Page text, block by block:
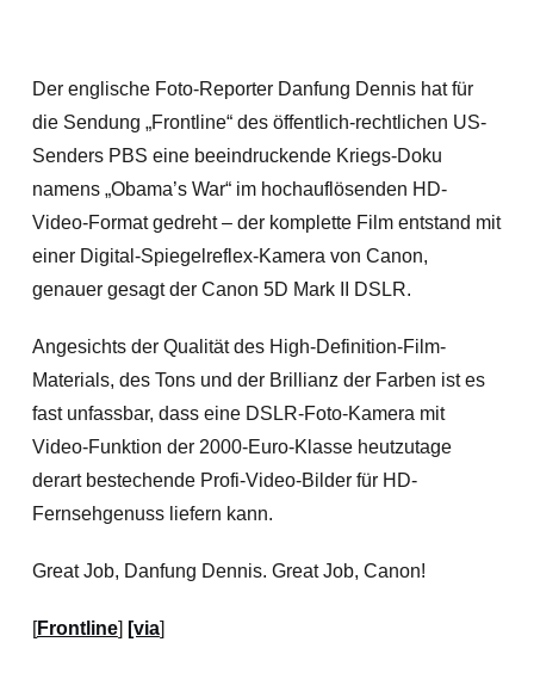
Der englische Foto-Reporter Danfung Dennis hat für
die Sendung „Frontline“ des öffentlich-rechtlichen US-
Senders PBS eine beeindruckende Kriegs-Doku
namens „Obama’s War“ im hochauflösenden HD-
Video-Format gedreht – der komplette Film entstand mit
einer Digital-Spiegelreflex-Kamera von Canon,
genauer gesagt der Canon 5D Mark II DSLR.
Angesichts der Qualität des High-Definition-Film-
Materials, des Tons und der Brillianz der Farben ist es
fast unfassbar, dass eine DSLR-Foto-Kamera mit
Video-Funktion der 2000-Euro-Klasse heutzutage
derart bestechende Profi-Video-Bilder für HD-
Fernsehgenuss liefern kann.
Great Job, Danfung Dennis. Great Job, Canon!
[Frontline] [via]